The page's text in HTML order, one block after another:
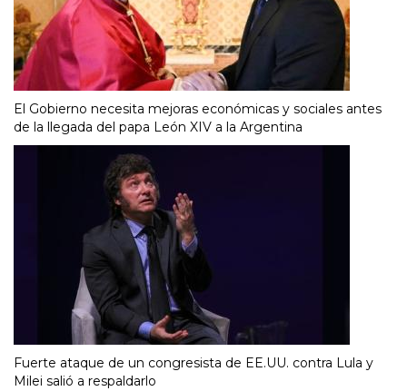
El Gobierno necesita mejoras económicas y sociales antes
de la llegada del papa León XIV a la Argentina
Fuerte ataque de un congresista de EE.UU. contra Lula y
Milei salió a respaldarlo